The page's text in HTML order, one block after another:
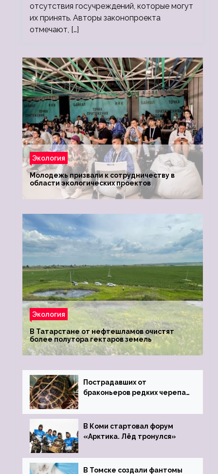
отсутствия госучреждений, которые могут
их принять. Авторы законопроекта
отмечают, […]
Экология
Молодежь призвали к сотрудничеству в
области экологических проектов
Экология
В Татарстане от нефтешламов очистят
более полутора гектаров земель
Пострадавших от
браконьеров редких черепах
зоопарк
В Коми стартовал форум
«Арктика. Лёд тронулся»
В Томске создали фантомы